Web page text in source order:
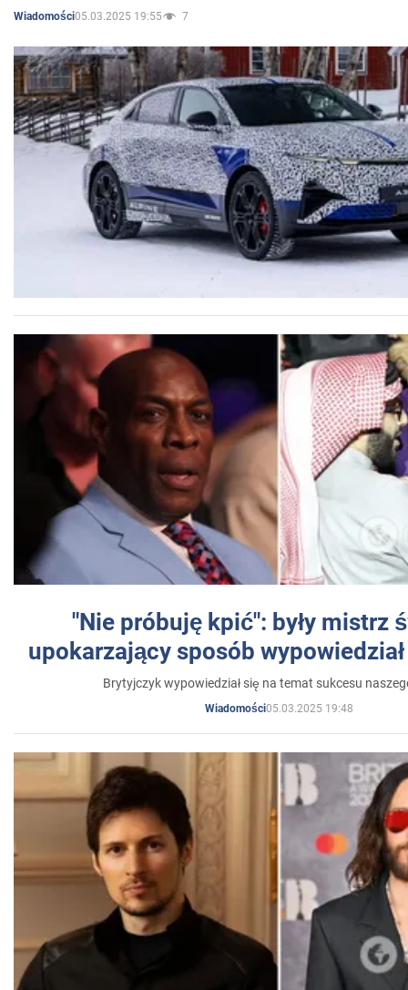
Wiadomości05.03.2025 19:55 7
"Nie próbuję kpić": były mistrz
upokarzający sposób
Brytyjczyk wypowiedział się na temat sukcesu
Wiadomości05.03.2025 19:48